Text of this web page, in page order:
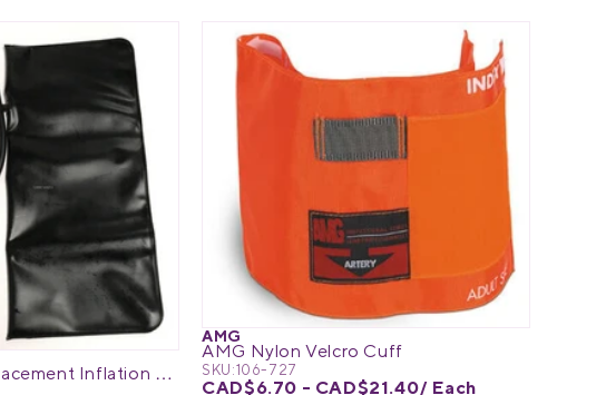
Physio Logic Replacement Inflation Bladder
AMG
AMG Nylon Velcro Cuff
SKU:106-727
CAD$6.70 - CAD$21.40/ Each